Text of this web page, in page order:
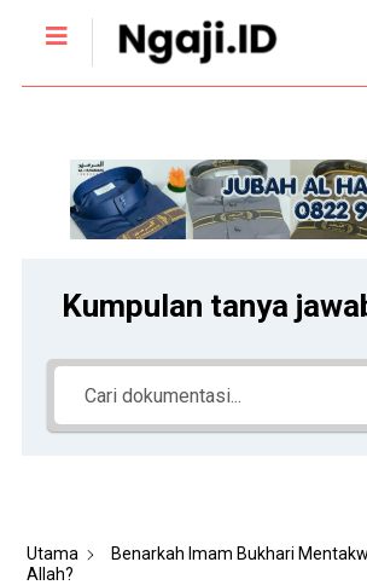
Kumpulan tanya
Utama
Benarkah Imam Bukhari
Allah?